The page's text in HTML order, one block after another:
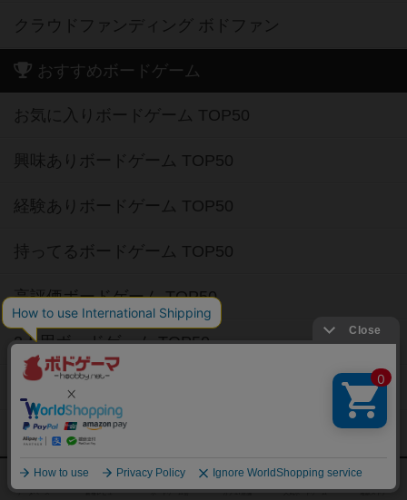
クラウドファンディング ボドファン
おすすめボードゲーム
お気に入りボードゲーム TOP50
興味ありボードゲーム TOP50
経験ありボードゲーム TOP50
持ってるボードゲーム TOP50
高評価ボードゲーム TOP50
2人用ボードゲーム TOP50
3～4人用ボードゲーム TOP50
子供向けボードゲーム TOP50
ボードゲームカフェ